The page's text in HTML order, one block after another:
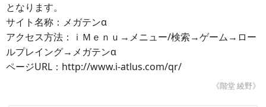
となります。
サイト名称：メガテンα
アクセス方法：ｉＭｅｎｕ→メニュー/検索→ゲーム→ロー
ルプレイング→メガテンα
ページURL：http://www.i-atlus.com/qr/
《階堂 綾野》